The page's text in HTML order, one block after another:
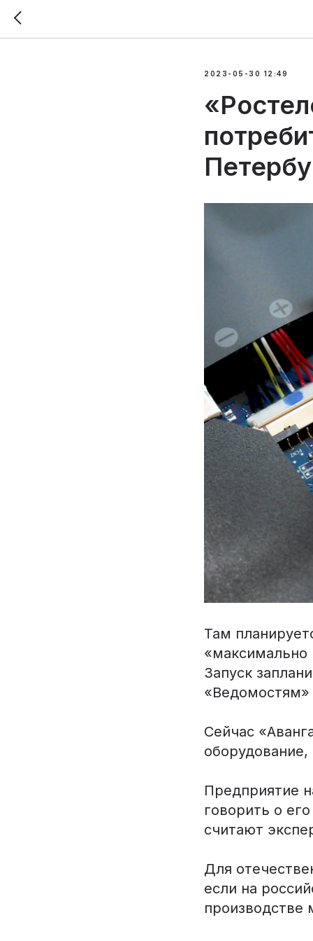
2023-05-30 12:49
Там
«максимально
Запуск
«Ведомостям»
Сейчас
Предприятие
говорить о
считают
Для
если на
производстве